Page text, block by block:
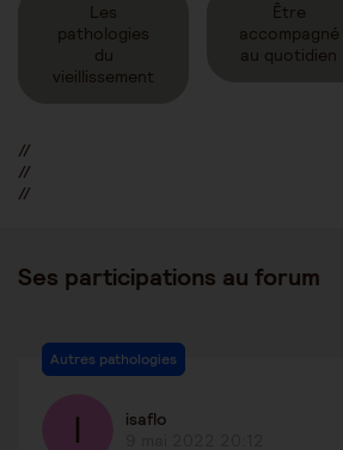
Les
pathologies
du
vieillissement
Être
accompagné
au quotidien
//
//
//
Ses participations au forum
Autres pathologies
isaflo